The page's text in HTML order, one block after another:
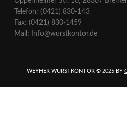
Telefon: (0421) 830-143
Fax: (0421) 830-1459
Mail: Info@wurstkontor.de
WEYHER WURSTKONTOR © 2025 BY